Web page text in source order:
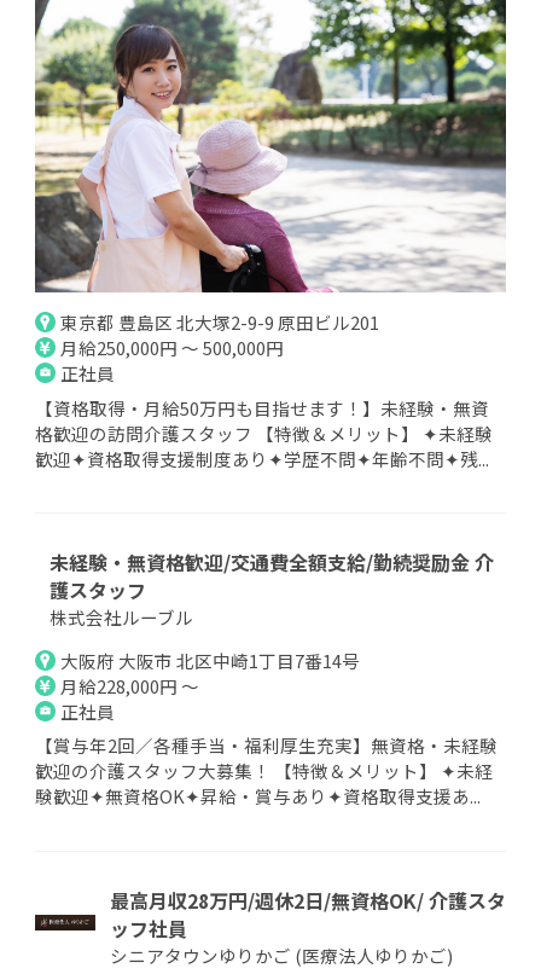
東京都 豊島区 北大塚2-9-9 原田ビル201
月給250,000円 ～ 500,000円
正社員
【資格取得・月給50万円も目指せます！】未経験・無資
格歓迎の訪問介護スタッフ 【特徴＆メリット】 ✦未経験
歓迎✦資格取得支援制度あり✦学歴不問✦年齢不問✦残...
未経験・無資格歓迎/交通費全額支給/勤続奨励金 介
護スタッフ
株式会社ルーブル
大阪府 大阪市 北区中崎1丁目7番14号
月給228,000円 ～
正社員
【賞与年2回／各種手当・福利厚生充実】無資格・未経験
歓迎の介護スタッフ大募集！ 【特徴＆メリット】 ✦未経
験歓迎✦無資格OK✦昇給・賞与あり✦資格取得支援あ...
最高月収28万円/週休2日/無資格OK/ 介護スタ
ッフ社員
シニアタウンゆりかご (医療法人ゆりかご)